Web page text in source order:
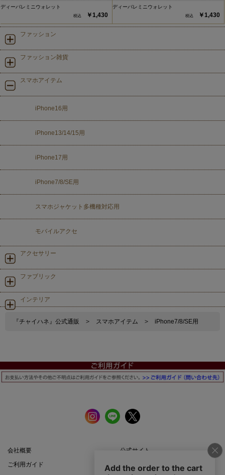
ディーバレミニウォレット
￥1,430
ディーバレミニウォレット
￥1,430
ファッション
ファッション雑貨
スマホアイテム
iPhone16用
iPhone13/14/15用
iPhone17用
iPhone7/8/SE用
スマホジャケット多機種対応用
モバイルアクセ
アクセサリー
ファブリック
インテリア
『チャイハネ』公式通販 > スマホアイテム > iPhone7/8/SE用
会社概要
公式サイト
ご利用ガイド
店舗一覧